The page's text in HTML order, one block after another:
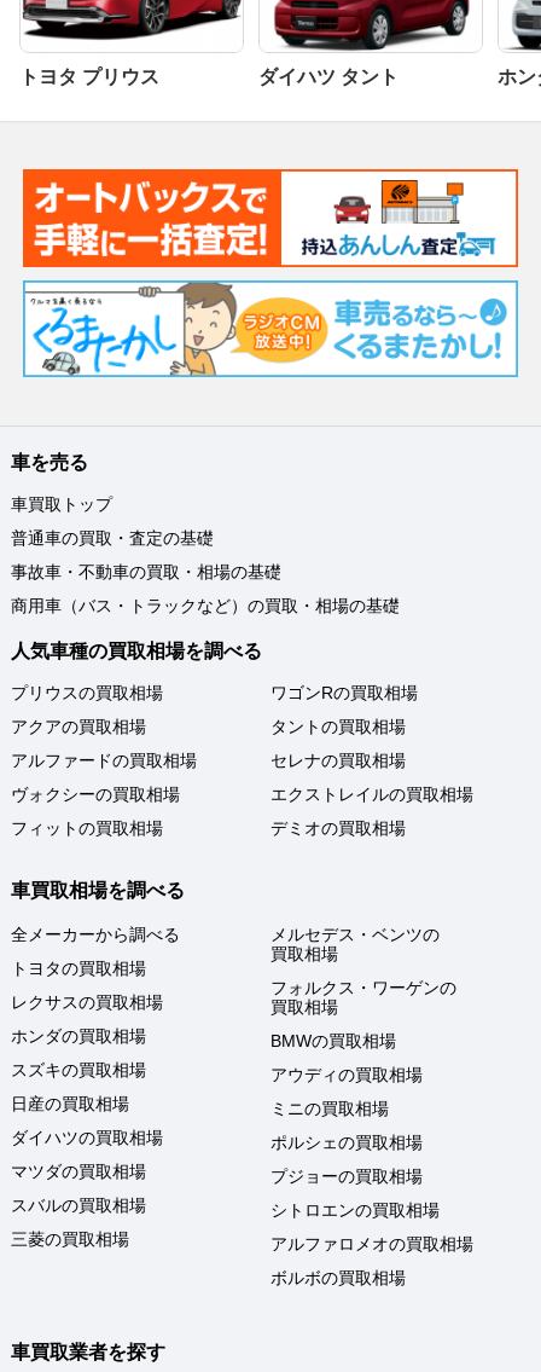
トヨタ プリウス ダイハツ タント ホン
車を売る
車買取トップ
普通車の買取・査定の基礎
事故車・不動車の買取・相場の基礎
商用車（バス・トラックなど）の買取・相場の基礎
人気車種の買取相場を調べる
プリウスの買取相場
アクアの買取相場
アルファードの買取相場
ヴォクシーの買取相場
フィットの買取相場
ワゴンRの買取相場
タントの買取相場
セレナの買取相場
エクストレイルの買取相場
デミオの買取相場
車買取相場を調べる
全メーカーから調べる
トヨタの買取相場
レクサスの買取相場
ホンダの買取相場
スズキの買取相場
日産の買取相場
ダイハツの買取相場
マツダの買取相場
スバルの買取相場
三菱の買取相場
メルセデス・ベンツの
買取相場
フォルクス・ワーゲンの
買取相場
BMWの買取相場
アウディの買取相場
ミニの買取相場
ポルシェの買取相場
プジョーの買取相場
シトロエンの買取相場
アルファロメオの買取相場
ボルボの買取相場
車買取業者を探す